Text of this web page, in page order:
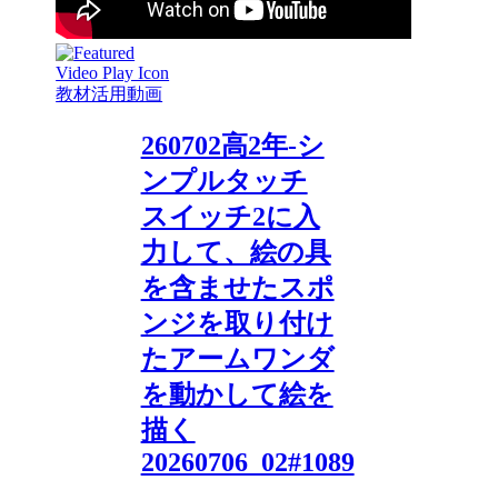
教材活用動画
260702高2年-シ
ンプルタッチ
スイッチ2に入
力して、絵の具
を含ませたスポ
ンジを取り付け
たアームワンダ
を動かして絵を
描く
20260706_02#1089